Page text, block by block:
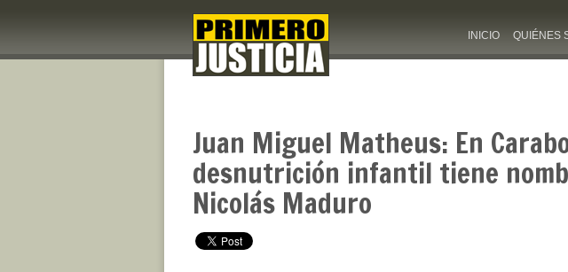
INICIO QUIÉNES
Juan Miguel Matheus: En
desnutrición infantil tiene
Nicolás Maduro